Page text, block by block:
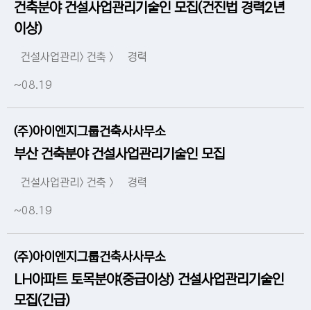
건축분야 건설사업관리기술인 모집(건진법 경력2년
이상)
건설사업관리> 건축 > 경력
~08.19
(주)아이엔지그룹건축사사무소
부산 건축분야 건설사업관리기술인 모집
건설사업관리> 건축 > 경력
~08.19
(주)아이엔지그룹건축사사무소
LH아파트 토목분야(중급이상) 건설사업관리기술인
모집(긴급)